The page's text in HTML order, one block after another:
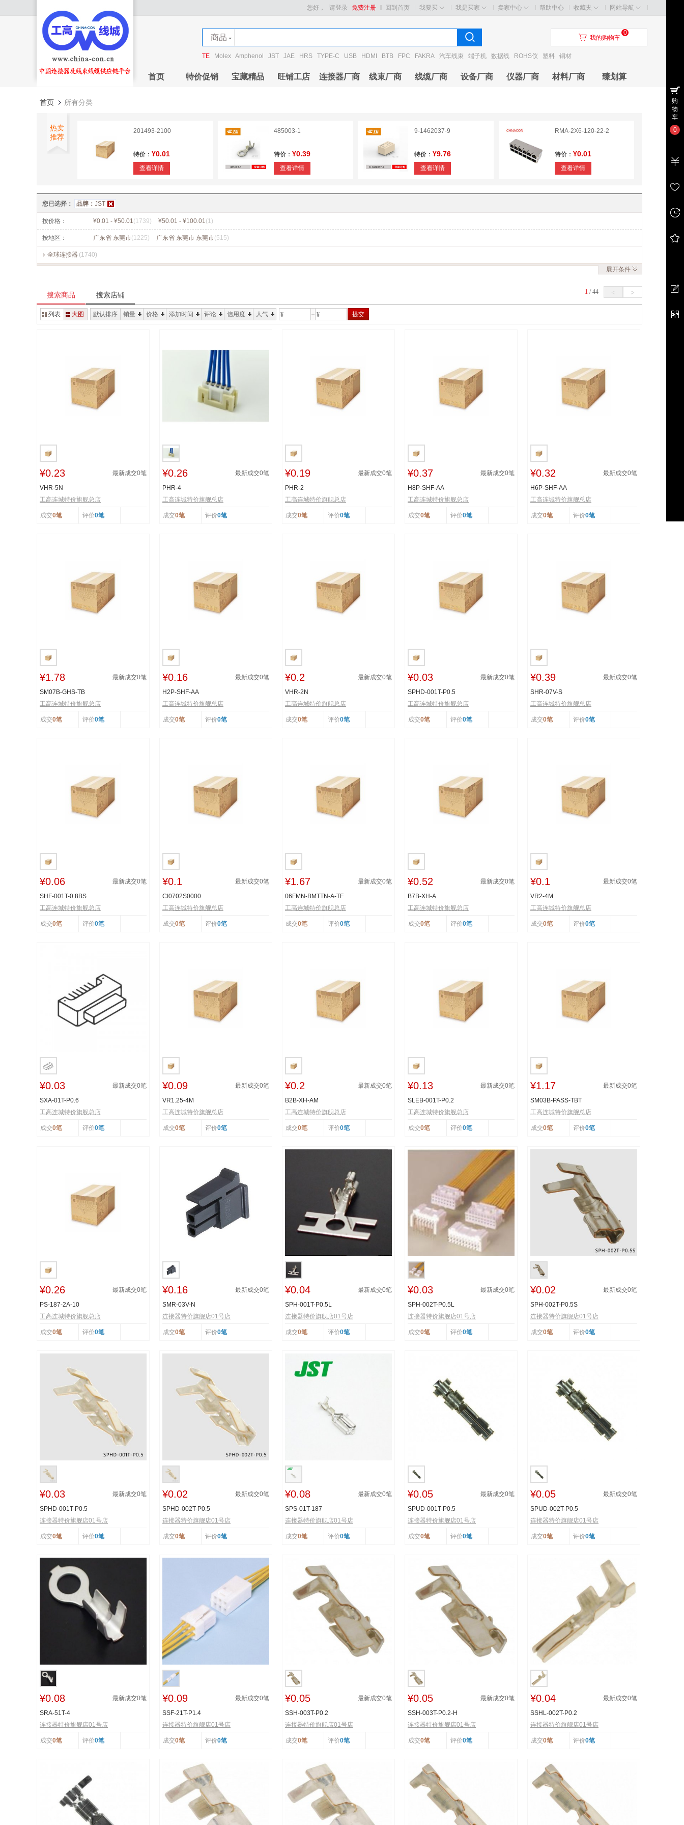
回到首页 我要买 我是买家 卖家中心 帮助中心 收藏夹 网站导航
您好， 请登录 免费注册
商品
店铺
TE Molex Amphenol JST JAE HRS TYPE-C USB HDMI BTB FPC FAKRA 汽车线束 端子机 数据线 ROHS仪 塑料 铜材
󰃦 我的购物车
0
首页 特价促销 宝藏精品 旺铺工店 连接器厂商 线束厂商 线缆厂商 设备厂商 仪器厂商 材料厂商 臻划算
首页 所有分类
热卖
推荐
201493-2100
特价： ¥0.01
查看详情
485003-1
特价： ¥0.39
查看详情
9-1462037-9
特价： ¥9.76
查看详情
RMA-2X6-120-22-2
特价： ¥0.01
查看详情
特价：¥0
您已选择： 品牌： JST
按价格： ¥0.01 - ¥50.01(1739) ¥50.01 - ¥100.01(1)
按地区： 广东省 东莞市(1225) 广东省 东莞市 东莞市(515)
全球连接器 (1740)
展开条件
搜索商品 搜索店铺 1 / 44 < >
列表 大图 默认排序 销量 价格 添加时间 评论 信用度 人气 ¥ ¥ 提交
¥0.23 最新成交0笔
VHR-5N
工高连城特价旗舰总店
成交0笔 评价0笔
¥0.26 最新成交0笔
PHR-4
工高连城特价旗舰总店
成交0笔 评价0笔
¥0.19 最新成交0笔
PHR-2
工高连城特价旗舰总店
成交0笔 评价0笔
¥0.37 最新成交0笔
H8P-SHF-AA
工高连城特价旗舰总店
成交0笔 评价0笔
¥0.32 最新成交0笔
H6P-SHF-AA
工高连城特价旗舰总店
成交0笔 评价0笔
¥1.78 最新成交0笔
SM07B-GHS-TB
工高连城特价旗舰总店
成交0笔 评价0笔
¥0.16 最新成交0笔
H2P-SHF-AA
工高连城特价旗舰总店
成交0笔 评价0笔
¥0.2 最新成交0笔
VHR-2N
工高连城特价旗舰总店
成交0笔 评价0笔
¥0.03 最新成交0笔
SPHD-001T-P0.5
工高连城特价旗舰总店
成交0笔 评价0笔
¥0.39 最新成交0笔
SHR-07V-S
工高连城特价旗舰总店
成交0笔 评价0笔
¥0.06 最新成交0笔
SHF-001T-0.8BS
工高连城特价旗舰总店
成交0笔 评价0笔
¥0.1 最新成交0笔
CI0702S0000
工高连城特价旗舰总店
成交0笔 评价0笔
¥1.67 最新成交0笔
06FMN-BMTTN-A-TF
工高连城特价旗舰总店
成交0笔 评价0笔
¥0.52 最新成交0笔
B7B-XH-A
工高连城特价旗舰总店
成交0笔 评价0笔
¥0.1 最新成交0笔
VR2-4M
工高连城特价旗舰总店
成交0笔 评价0笔
¥0.03 最新成交0笔
SXA-01T-P0.6
工高连城特价旗舰总店
成交0笔 评价0笔
¥0.09 最新成交0笔
VR1.25-4M
工高连城特价旗舰总店
成交0笔 评价0笔
¥0.2 最新成交0笔
B2B-XH-AM
工高连城特价旗舰总店
成交0笔 评价0笔
¥0.13 最新成交0笔
SLEB-001T-P0.2
工高连城特价旗舰总店
成交0笔 评价0笔
¥1.17 最新成交0笔
SM03B-PASS-TBT
工高连城特价旗舰总店
成交0笔 评价0笔
¥0.26 最新成交0笔
PS-187-2A-10
工高连城特价旗舰总店
成交0笔 评价0笔
¥0.16 最新成交0笔
SMR-03V-N
连接器特价旗舰店01号店
成交0笔 评价0笔
¥0.04 最新成交0笔
SPH-001T-P0.5L
连接器特价旗舰店01号店
成交0笔 评价0笔
¥0.03 最新成交0笔
SPH-002T-P0.5L
连接器特价旗舰店01号店
成交0笔 评价0笔
¥0.02 最新成交0笔
SPH-002T-P0.5S
连接器特价旗舰店01号店
成交0笔 评价0笔
¥0.03 最新成交0笔
SPHD-001T-P0.5
连接器特价旗舰店01号店
成交0笔 评价0笔
¥0.02 最新成交0笔
SPHD-002T-P0.5
连接器特价旗舰店01号店
成交0笔 评价0笔
¥0.08 最新成交0笔
SPS-01T-187
连接器特价旗舰店01号店
成交0笔 评价0笔
¥0.05 最新成交0笔
SPUD-001T-P0.5
连接器特价旗舰店01号店
成交0笔 评价0笔
¥0.05 最新成交0笔
SPUD-002T-P0.5
连接器特价旗舰店01号店
成交0笔 评价0笔
¥0.08 最新成交0笔
SRA-51T-4
连接器特价旗舰店01号店
成交0笔 评价0笔
¥0.09 最新成交0笔
SSF-21T-P1.4
连接器特价旗舰店01号店
成交0笔 评价0笔
¥0.05 最新成交0笔
SSH-003T-P0.2
连接器特价旗舰店01号店
成交0笔 评价0笔
¥0.05 最新成交0笔
SSH-003T-P0.2-H
连接器特价旗舰店01号店
成交0笔 评价0笔
¥0.04 最新成交0笔
SSHL-002T-P0.2
连接器特价旗舰店01号店
成交0笔 评价0笔
购
物
车
0